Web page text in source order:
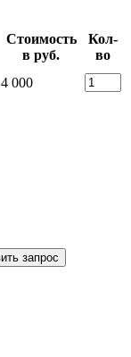
Стоимость
в руб.
Кол-
во
4 000
запрос